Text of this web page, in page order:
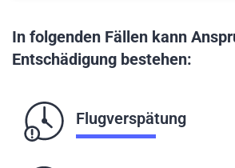
In folgenden Fällen kann
Entschädigung bestehen:
Flugverspätung